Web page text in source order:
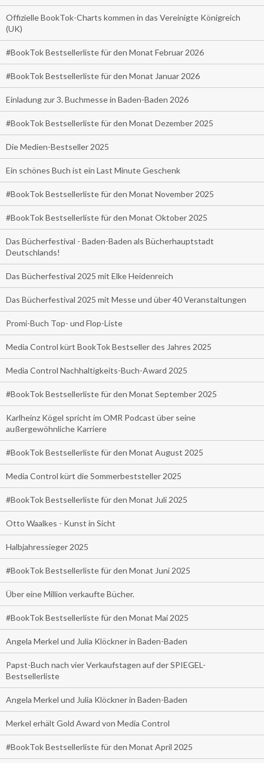
Offizielle BookTok-Charts kommen in das Vereinigte Königreich
(UK)
#BookTok Bestsellerliste für den Monat Februar 2026
#BookTok Bestsellerliste für den Monat Januar 2026
Einladung zur 3. Buchmesse in Baden-Baden 2026
#BookTok Bestsellerliste für den Monat Dezember 2025
Die Medien-Bestseller 2025
Ein schönes Buch ist ein Last Minute Geschenk
#BookTok Bestsellerliste für den Monat November 2025
#BookTok Bestsellerliste für den Monat Oktober 2025
Das Bücherfestival - Baden-Baden als Bücherhauptstadt
Deutschlands!
Das Bücherfestival 2025 mit Elke Heidenreich
Das Bücherfestival 2025 mit Messe und über 40 Veranstaltungen
Promi-Buch Top- und Flop-Liste
Media Control kürt BookTok Bestseller des Jahres 2025
Media Control Nachhaltigkeits-Buch-Award 2025
#BookTok Bestsellerliste für den Monat September 2025
Karlheinz Kögel spricht im OMR Podcast über seine
außergewöhnliche Karriere
#BookTok Bestsellerliste für den Monat August 2025
Media Control kürt die Sommerbeststeller 2025
#BookTok Bestsellerliste für den Monat Juli 2025
Otto Waalkes - Kunst in Sicht
Halbjahressieger 2025
#BookTok Bestsellerliste für den Monat Juni 2025
Über eine Million verkaufte Bücher.
#BookTok Bestsellerliste für den Monat Mai 2025
Angela Merkel und Julia Klöckner in Baden-Baden
Papst-Buch nach vier Verkaufstagen auf der SPIEGEL-
Bestsellerliste
Angela Merkel und Julia Klöckner in Baden-Baden
Merkel erhält Gold Award von Media Control
#BookTok Bestsellerliste für den Monat April 2025